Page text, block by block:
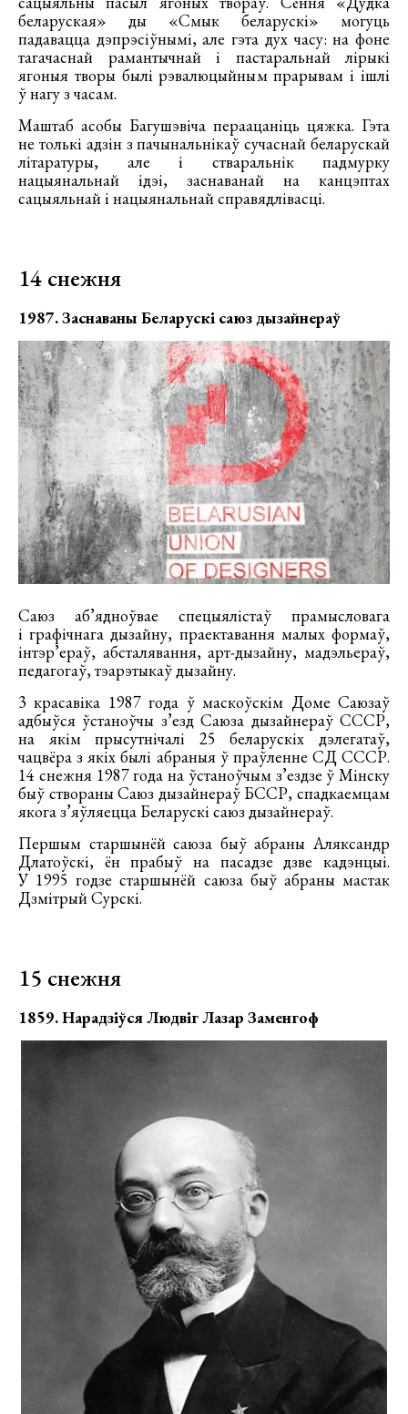
беларуская» ды «Смык беларускі» могуць
падавацца дэпрэсіўнымі, але гэта дух часу: на фоне
тагачаснай рамантычнай і пастаральнай лірыкі
ягоныя творы былі рэвалюцыйным прарывам і ішлі
ў нагу з часам.
Маштаб асобы Багушэвіча пераацаніць цяжка. Гэта
не толькі адзін з пачынальнікаў сучаснай беларускай
літаратуры, але і стваральнік падмурку
нацыянальнай ідэі, заснаванай на канцэптах
сацыяльнай і нацыянальнай справядлівасці.
14 снежня
1987. Заснаваны Беларускі саюз дызайнераў
Саюз аб’ядноўвае спецыялістаў прамысловага
і графічнага дызайну, праектавання малых формаў,
інтэр’ераў, абсталявання, арт-дызайну, мадэльераў,
педагогаў, тэарэтыкаў дызайну.
3 красавіка 1987 года ў маскоўскім Доме Саюзаў
адбыўся ўстаноўчы з’езд Саюза дызайнераў СССР,
на якім прысутнічалі 25 беларускіх дэлегатаў,
чацвёра з якіх былі абраныя ў праўленне СД СССР.
14 снежня 1987 года на ўстаноўчым з’ездзе ў Мінску
быў створаны Саюз дызайнераў БССР, спадкаемцам
якога з’яўляецца Беларускі саюз дызайнераў.
Першым старшынёй саюза быў абраны Аляксандр
Длатоўскі, ён прабыў на пасадзе дзве кадэнцыі.
У 1995 годзе старшынёй саюза быў абраны мастак
Дзмітрый Сурскі.
15 снежня
1859. Нарадзіўся Людвіг Лазар Заменгоф